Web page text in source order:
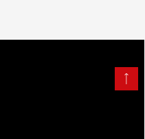
Retour
haut